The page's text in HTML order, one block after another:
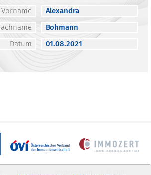
Vorname
Alexandra
Bohmann
Datum
01.08.2021